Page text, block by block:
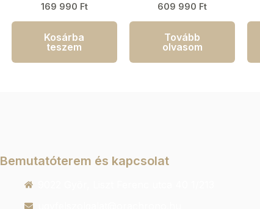
169 990 Ft
Kosárba
teszem
44mm 30ATM
609 990 Ft
Tovább
olvasom
Bemutatóterem és kapcsolat